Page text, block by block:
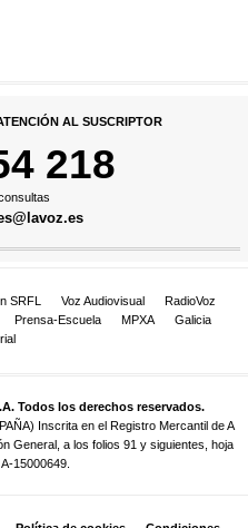
AL SUSCRIPTOR
218
SRFL Voz Audiovisual
RadioVoz
Prensa-Escuela MPXA
Galicia
Todos los derechos reservados.
Inscrita en el Registro Mercantil de A
General, a los folios 91 y siguientes, hoja
15000649.